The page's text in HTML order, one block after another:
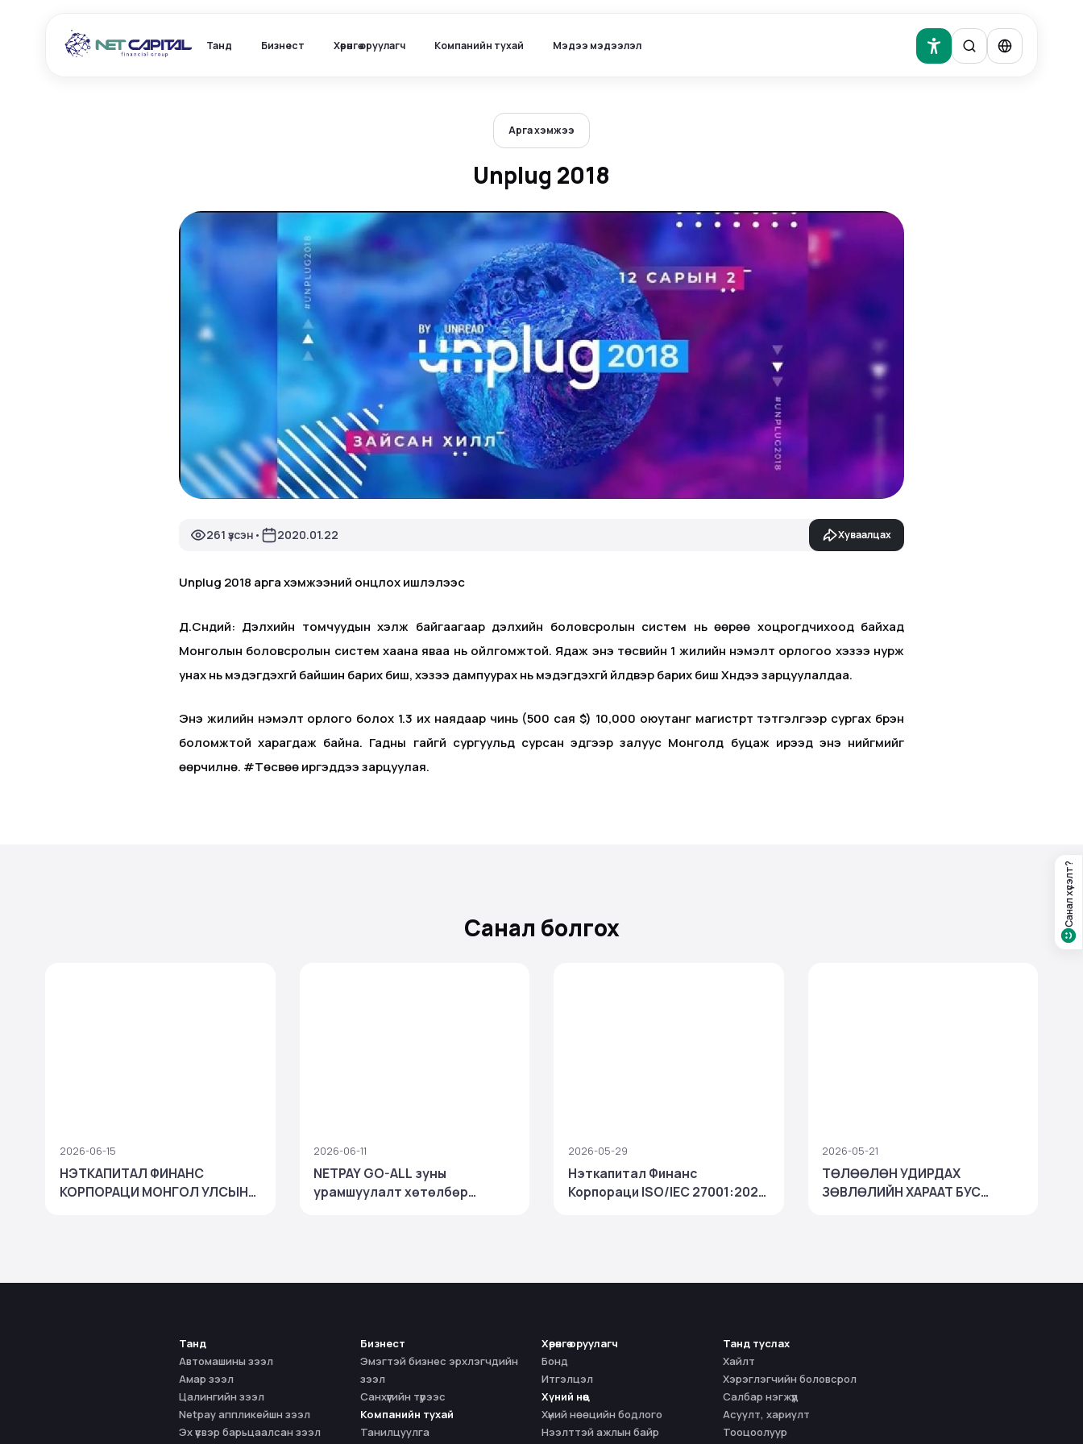
Танд Бизнест Хөрөнгө оруулагч Компанийн тухай Мэдээ мэдээлэл
Санал хүсэлт?
Арга хэмжээ
Unplug 2018
261 үзсэн • 2020.01.22 Хуваалцах
Unplug 2018 арга хэмжээний онцлох ишлэлээс
Д.Сүндий: Дэлхийн томчуудын хэлж байгаагаар дэлхийн боловсролын систем нь өөрөө хоцрогдчихоод байхад
Монголын боловсролын систем хаана яваа нь ойлгомжтой. Ядаж энэ төсвийн 1 жилийн нэмэлт орлогоо хэзээ нурж
унах нь мэдэгдэхгүй байшин барих биш, хэзээ дампуурах нь мэдэгдэхгүй үйлдвэр барих биш Хүндээ зарцуулалдаа.
Энэ жилийн нэмэлт орлого болох 1.3 их наядаар чинь (500 сая $) 10,000 оюутанг магистрт тэтгэлгээр сургах бүрэн
боломжтой харагдаж байна. Гадны гайгүй сургуульд сурсан эдгээр залуус Монголд буцаж ирээд энэ нийгмийг
өөрчилнө. #Төсвөө иргэддээ зарцуулая.
Санал болгох
2026-06-15
НЭТКАПИТАЛ ФИНАНС
КОРПОРАЦИ МОНГОЛ УЛСЫН
2026-06-11
NETPAY GO-ALL зуны
урамшуулалт хөтөлбөр
2026-05-29
Нэткапитал Финанс
Корпораци ISO/IEC 27001:2022
2026-05-21
ТӨЛӨӨЛӨН УДИРДАХ
ЗӨВЛӨЛИЙН ХАРААТ БУС
Танд
Автомашины зээл
Амар зээл
Цалингийн зээл
Netpay аппликейшн зээл
Эх үүсвэр барьцаалсан зээл
Бизнест
Эмэгтэй бизнес эрхлэгчдийн
зээл
Санхүүгийн түрээс
Компанийн тухай
Танилцуулга
Хөрөнгө оруулагч
Бонд
Итгэлцэл
Хүний нөөц
Хүний нөөцийн бодлого
Нээлттэй ажлын байр
Танд туслах
Хайлт
Хэрэглэгчийн боловсрол
Салбар нэгжүүд
Асуулт, хариулт
Тооцоолуур